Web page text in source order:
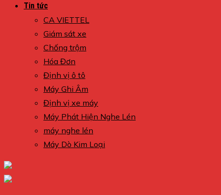
Tin tức
CA VIETTEL
Giám sát xe
Chống trộm
Hóa Đơn
Định vị ô tô
Máy Ghi Âm
Định vị xe máy
Máy Phát Hiện Nghe Lén
máy nghe lén
Máy Dò Kim Loại